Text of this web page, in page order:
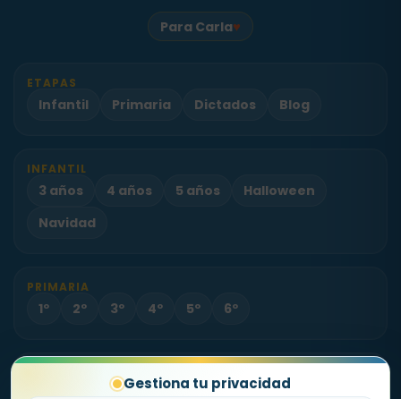
Gestiona tu privacidad
Para Carla♥
ETAPAS
Infantil Primaria Dictados Blog
INFANTIL
3 años 4 años 5 años
Halloween
Navidad
PRIMARIA
1º 2º 3º 4º 5º 6º
Sobre Fichas.es Contacto